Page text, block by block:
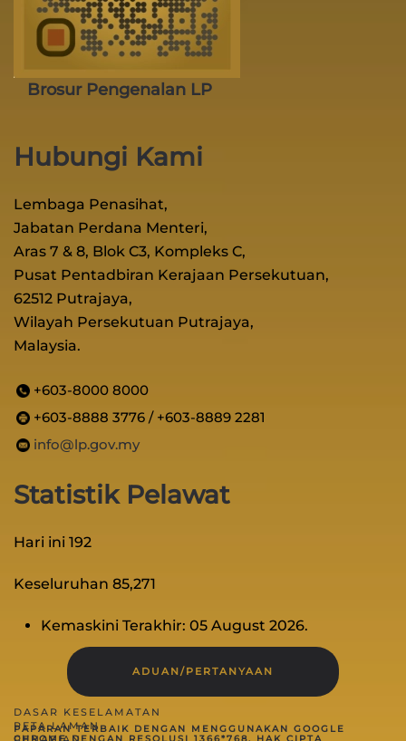
Brosur Pengenalan LP
Hubungi Kami
Lembaga Penasihat,
Jabatan Perdana Menteri,
Aras 7 & 8, Blok C3, Kompleks C,
Pusat Pentadbiran Kerajaan Persekutuan,
62512 Putrajaya,
Wilayah Persekutuan Putrajaya,
Malaysia.
+603-8000 8000
+603-8888 3776 / +603-8889 2281
info@lp.gov.my
Statistik Pelawat
Hari ini 192
Keseluruhan 85,271
Kemaskini Terakhir: 05 August 2026.
ADUAN/PERTANYAAN
DASAR KESELAMATAN
PETA LAMAN
PAPARAN TERBAIK DENGAN MENGGUNAKAN GOOGLE